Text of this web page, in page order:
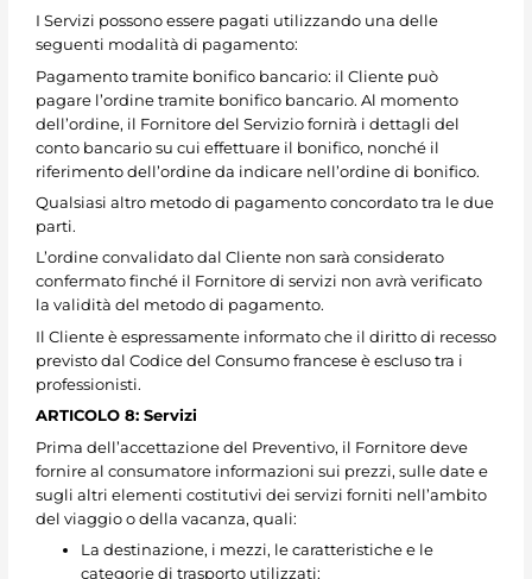
I Servizi possono essere pagati utilizzando una delle
seguenti modalità di pagamento:
Pagamento tramite bonifico bancario: il Cliente può
pagare l’ordine tramite bonifico bancario. Al momento
dell’ordine, il Fornitore del Servizio fornirà i dettagli del
conto bancario su cui effettuare il bonifico, nonché il
riferimento dell’ordine da indicare nell’ordine di bonifico.
Qualsiasi altro metodo di pagamento concordato tra le due
parti.
L’ordine convalidato dal Cliente non sarà considerato
confermato finché il Fornitore di servizi non avrà verificato
la validità del metodo di pagamento.
Il Cliente è espressamente informato che il diritto di recesso
previsto dal Codice del Consumo francese è escluso tra i
professionisti.
ARTICOLO 8: Servizi
Prima dell’accettazione del Preventivo, il Fornitore deve
fornire al consumatore informazioni sui prezzi, sulle date e
sugli altri elementi costitutivi dei servizi forniti nell’ambito
del viaggio o della vacanza, quali:
La destinazione, i mezzi, le caratteristiche e le
categorie di trasporto utilizzati;